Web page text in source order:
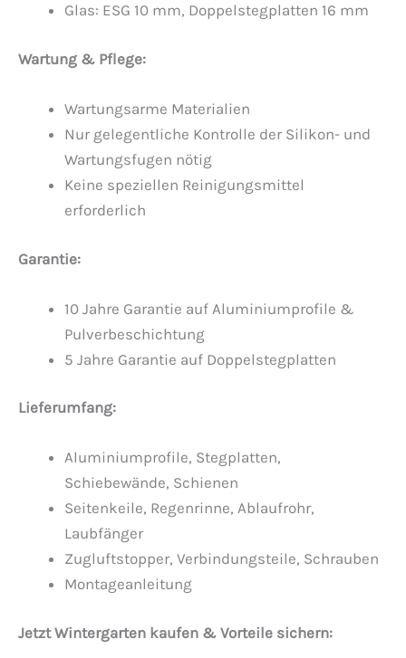
Glas: ESG 10 mm, Doppelstegplatten 16 mm
Wartung & Pflege:
Wartungsarme Materialien
Nur gelegentliche Kontrolle der Silikon- und
Wartungsfugen nötig
Keine speziellen Reinigungsmittel
erforderlich
Garantie:
10 Jahre Garantie auf Aluminiumprofile &
Pulverbeschichtung
5 Jahre Garantie auf Doppelstegplatten
Lieferumfang:
Aluminiumprofile, Stegplatten,
Schiebewände, Schienen
Seitenkeile, Regenrinne, Ablaufrohr,
Laubfänger
Zugluftstopper, Verbindungsteile, Schrauben
Montageanleitung
Jetzt Wintergarten kaufen & Vorteile sichern: